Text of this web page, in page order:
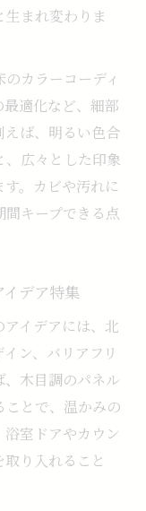
まれ変わりま
カラーコーディ
適化など、細部
えば、明るい色合
広々とした印象
。カビや汚れに
キープできる点
デア特集
イデアには、北
ン、バリアフリ
木目調のパネル
とで、温かみの
室ドアやカウン
り入れること